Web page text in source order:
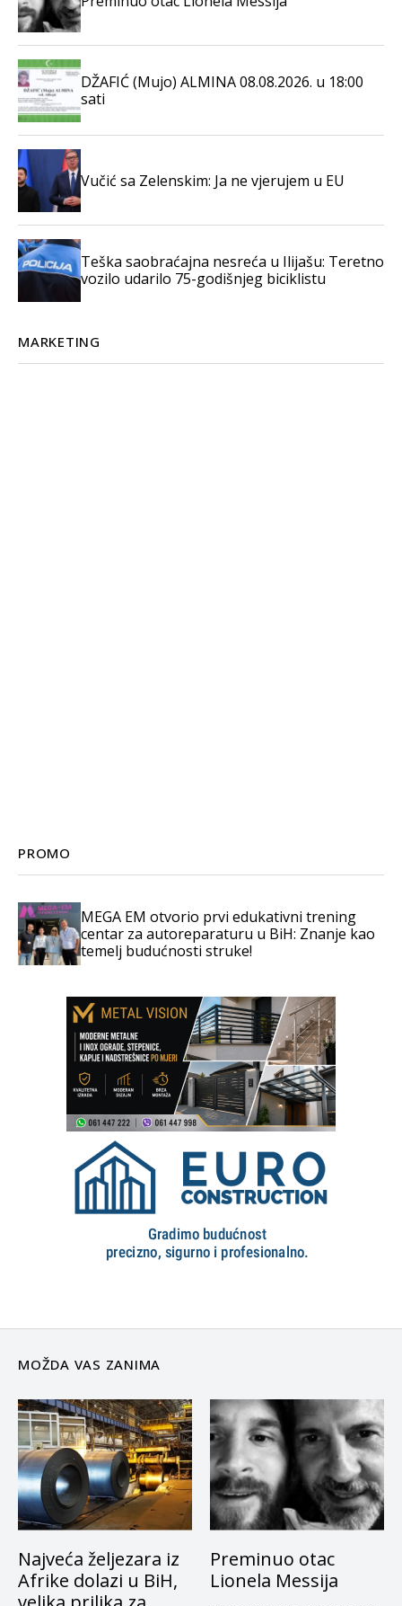
DŽAFIĆ (Mujo) ALMINA 08.08.2026. u 18:00
sati
Vučić sa Zelenskim: Ja ne vjerujem u EU
Teška saobraćajna nesreća u Ilijašu: Teretno
vozilo udarilo 75-godišnjeg biciklistu
MARKETING
PROMO
MEGA EM otvorio prvi edukativni trening
centar za autoreparaturu u BiH: Znanje kao
temelj budućnosti struke!
MOŽDA VAS ZANIMA
Najveća željezara iz
Afrike dolazi u BiH,
Preminuo otac
Lionela Messija